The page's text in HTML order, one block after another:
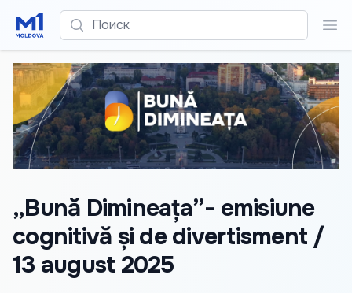
Поиск
„Bună Dimineața”- emisiune
cognitivă și de divertisment /
13 august 2025